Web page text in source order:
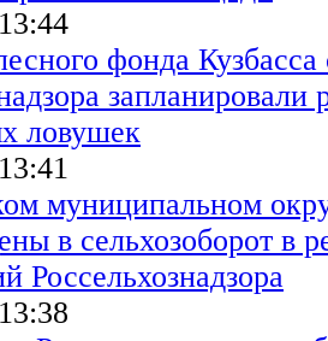
фонда
запланировали
ловушек
муниципальном
в сельхозоборот в
Россельхознадзора